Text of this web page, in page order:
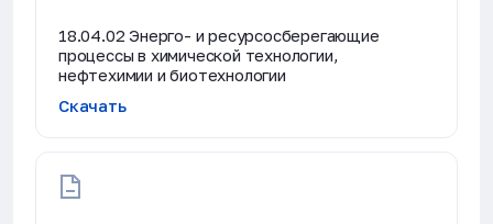
18.04.02 Энерго- и ресурсосберегающие
процессы в химической технологии,
нефтехимии и биотехнологии
Скачать